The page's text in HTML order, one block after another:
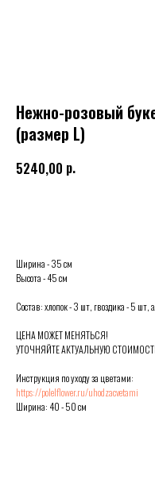
Нежно-розовый
(размер L)
5240,00 р.
Ширина - 35 см
Высота - 45 см
Состав: хлопок - 3 шт, гвоздика - 5 шт,
ЦЕНА МОЖЕТ МЕНЯТЬСЯ!
УТОЧНЯЙТЕ АКТУАЛЬНУЮ
Инструкция по уходу за цветами:
https://polelflower.ru/uhodzacvetami
Ширина: 40 - 50 см